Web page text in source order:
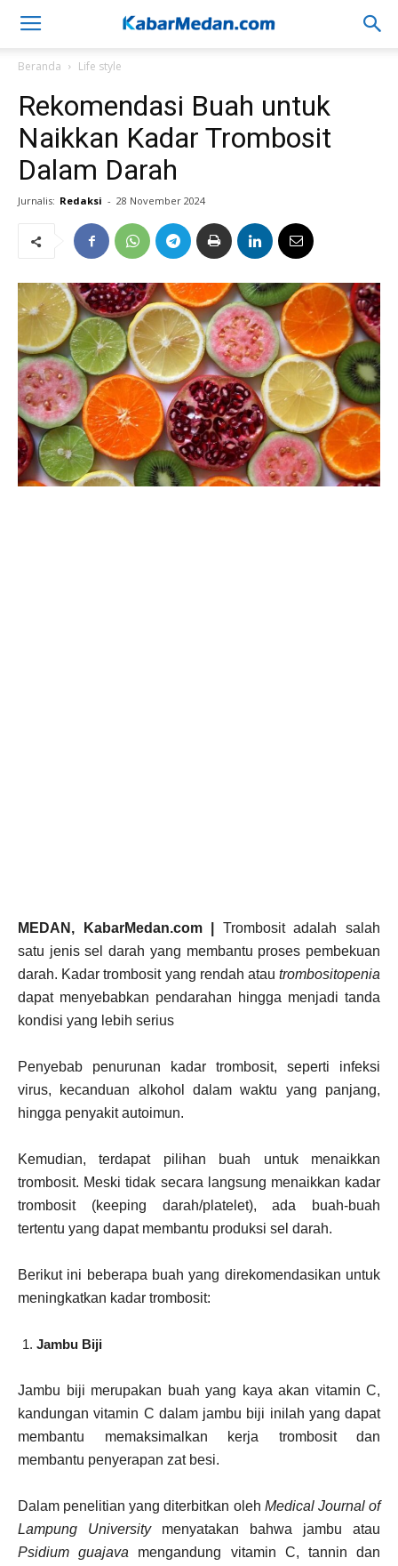
Beranda Life style
Rekomendasi Buah untuk
Naikkan Kadar Trombosit
Dalam Darah
Jurnalis: Redaksi - 28 November 2024
MEDAN, KabarMedan.com | Trombosit adalah salah
satu jenis sel darah yang membantu proses pembekuan
darah. Kadar trombosit yang rendah atau trombositopenia
dapat menyebabkan pendarahan hingga menjadi tanda
kondisi yang lebih serius
Penyebab penurunan kadar trombosit, seperti infeksi
virus, kecanduan alkohol dalam waktu yang panjang,
hingga penyakit autoimun.
Kemudian, terdapat pilihan buah untuk menaikkan
trombosit. Meski tidak secara langsung menaikkan kadar
trombosit (keeping darah/platelet), ada buah-buah
tertentu yang dapat membantu produksi sel darah.
Berikut ini beberapa buah yang direkomendasikan untuk
meningkatkan kadar trombosit:
Jambu Biji
Jambu biji merupakan buah yang kaya akan vitamin C,
kandungan vitamin C dalam jambu biji inilah yang dapat
membantu memaksimalkan kerja trombosit dan
membantu penyerapan zat besi.
Dalam penelitian yang diterbitkan oleh Medical Journal of
Lampung Universitymenyatakan bahwa jambu atau
Psidium guajava mengandung vitamin C, tannin dan